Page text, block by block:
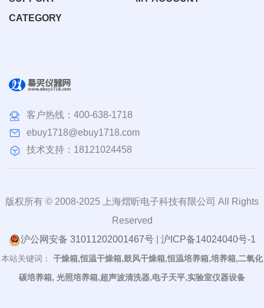
CATEGORY
客户热线： 400-638-1718
ebuy1718@ebuy1718.com
技术支持：18121024458
版权所有 © 2008-2025 上海熠昕电子科技有限公司 All Rights
Reserved
沪公网安备 31011202001467号| 沪ICP备14024040号-1
本站关键词：
干燥箱,恒温干燥箱,鼓风干燥箱,恒温培养箱,培养箱,二氧化
碳培养箱, 光照培养箱,超声波清洗器,电子天平,实验室仪器设备